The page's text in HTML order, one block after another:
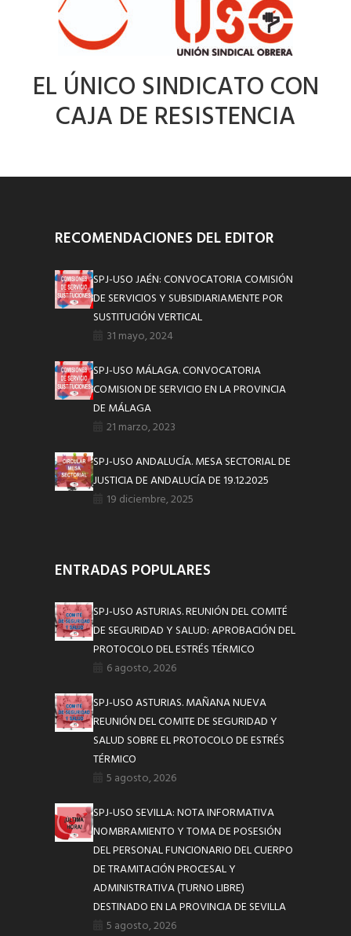
EL ÚNICO SINDICATO CON
CAJA DE RESISTENCIA
RECOMENDACIONES DEL EDITOR
SPJ-USO JAÉN: CONVOCATORIA COMISIÓN
DE SERVICIOS Y SUBSIDIARIAMENTE POR
SUSTITUCIÓN VERTICAL
31 mayo, 2024
SPJ-USO MÁLAGA. CONVOCATORIA
COMISION DE SERVICIO EN LA PROVINCIA
DE MÁLAGA
21 marzo, 2023
SPJ-USO ANDALUCÍA. MESA SECTORIAL DE
JUSTICIA DE ANDALUCÍA DE 19.12.2025
19 diciembre, 2025
ENTRADAS POPULARES
SPJ-USO ASTURIAS. REUNIÓN DEL COMITÉ
DE SEGURIDAD Y SALUD: APROBACIÓN DEL
PROTOCOLO DEL ESTRÉS TÉRMICO
6 agosto, 2026
SPJ-USO ASTURIAS. MAÑANA NUEVA
REUNIÓN DEL COMITE DE SEGURIDAD Y
SALUD SOBRE EL PROTOCOLO DE ESTRÉS
TÉRMICO
5 agosto, 2026
SPJ-USO SEVILLA: NOTA INFORMATIVA
NOMBRAMIENTO Y TOMA DE POSESIÓN
DEL PERSONAL FUNCIONARIO DEL CUERPO
DE TRAMITACIÓN PROCESAL Y
ADMINISTRATIVA (TURNO LIBRE)
DESTINADO EN LA PROVINCIA DE SEVILLA
5 agosto, 2026